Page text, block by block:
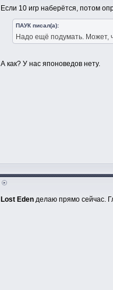
Если 10 игр наберётся, потом
ПАУК писал(а):
Надо ещё подумать. Может,
А как? У нас японоведов нету.
Lost Eden делаю прямо сейчас.